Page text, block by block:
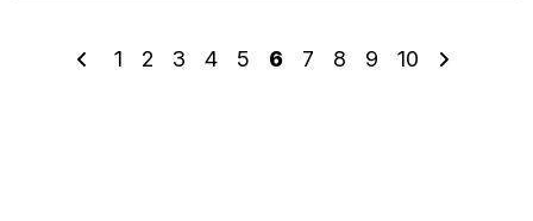
1 2 3 4 5 6 7 8 9 10